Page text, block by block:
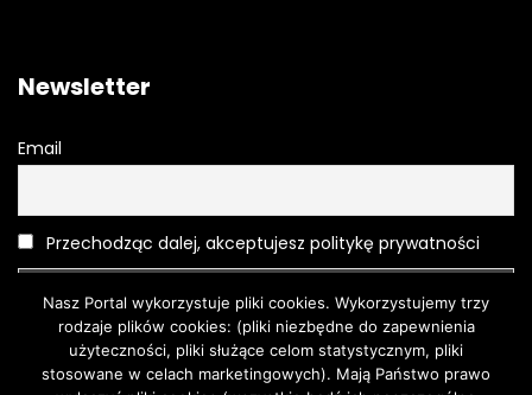
Newsletter
Email
Przechodząc dalej, akceptujesz politykę prywatności
Nasz Portal wykorzystuje pliki cookies. Wykorzystujemy trzy
rodzaje plików cookies: (pliki niezbędne do zapewnienia
użyteczności, pliki służące celom statystycznym, pliki
stosowane w celach marketingowych). Mają Państwo prawo